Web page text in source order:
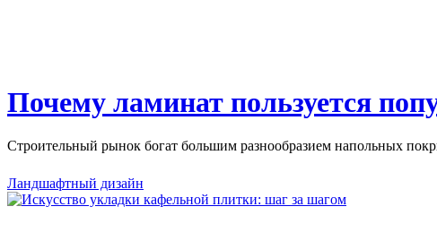
Почему ламинат пользуется
Строительный рынок богат большим разнообразием напольных
Ландшафтный дизайн